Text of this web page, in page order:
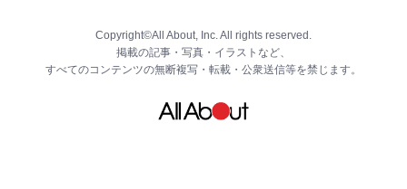
Copyright©All About, Inc. All rights reserved.
掲載の記事・写真・イラストなど、
すべてのコンテンツの無断複写・転載・公衆送信等を禁じます。